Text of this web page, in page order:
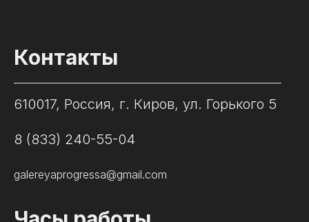
Контакты
610017, Россия, г. Киров, ул. Горького 5
8 (833) 240-55-04
galereyaprogressa@gmail.com